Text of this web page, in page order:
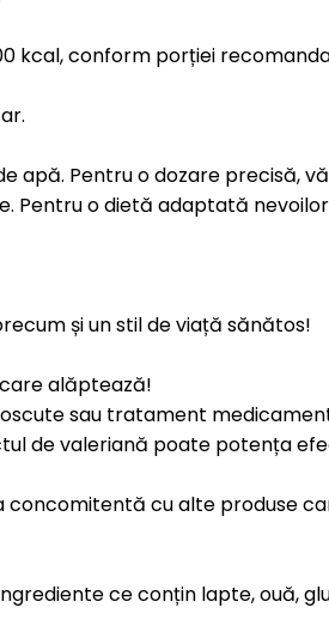
kcal, conform porției
apă. Pentru o dozare precisă,
o dietă adaptată
și un stil de viață sănătos!
alăptează!
sau tratament
de valeriană poate potența
cu alte produse
ce conțin lapte, ouă,